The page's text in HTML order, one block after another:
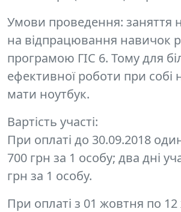
Умови проведення: заняття
на відпрацювання навичок
програмою ГІС 6. Тому для
ефективної роботи при собі
мати ноутбук.
Вартість участі:
При оплаті до 30.09.2018
700 грн за 1 особу; два дні
грн за 1 особу.
При оплаті з 01 жовтня по